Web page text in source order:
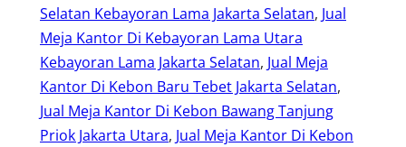
Selatan Kebayoran Lama Jakarta Selatan, Jual
Meja Kantor Di Kebayoran Lama Utara
Kebayoran Lama Jakarta Selatan, Jual Meja
Kantor Di Kebon Baru Tebet Jakarta Selatan
Jual Meja Kantor Di Kebon Bawang Tanjung
Priok Jakarta Utara, Jual Meja Kantor Di Kebon